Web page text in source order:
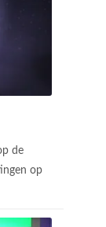
de
op